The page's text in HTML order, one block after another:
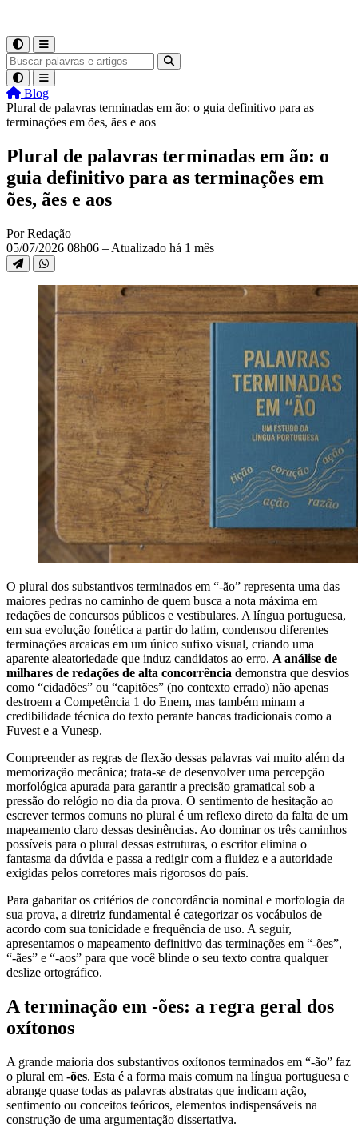
Blog
Plural de palavras terminadas em ão: o guia definitivo para as
terminações em ões, ães e aos
Plural de palavras terminadas em ão: o
guia definitivo para as terminações em
ões, ães e aos
Por Redação
05/07/2026 08h06 – Atualizado há 1 mês
O plural dos substantivos terminados em “-ão” representa uma das
maiores pedras no caminho de quem busca a nota máxima em
redações de concursos públicos e vestibulares. A língua portuguesa,
em sua evolução fonética a partir do latim, condensou diferentes
terminações arcaicas em um único sufixo visual, criando uma
aparente aleatoriedade que induz candidatos ao erro. A análise de
milhares de redações de alta concorrência demonstra que desvios
como “cidadões” ou “capitões” (no contexto errado) não apenas
destroem a Competência 1 do Enem, mas também minam a
credibilidade técnica do texto perante bancas tradicionais como a
Fuvest e a Vunesp.
Compreender as regras de flexão dessas palavras vai muito além da
memorização mecânica; trata-se de desenvolver uma percepção
morfológica apurada para garantir a precisão gramatical sob a
pressão do relógio no dia da prova. O sentimento de hesitação ao
escrever termos comuns no plural é um reflexo direto da falta de um
mapeamento claro dessas desinências. Ao dominar os três caminhos
possíveis para o plural dessas estruturas, o escritor elimina o
fantasma da dúvida e passa a redigir com a fluidez e a autoridade
exigidas pelos corretores mais rigorosos do país.
Para gabaritar os critérios de concordância nominal e morfologia da
sua prova, a diretriz fundamental é categorizar os vocábulos de
acordo com sua tonicidade e frequência de uso. A seguir,
apresentamos o mapeamento definitivo das terminações em “-ões”,
“-ães” e “-aos” para que você blinde o seu texto contra qualquer
deslize ortográfico.
A terminação em -ões: a regra geral dos
oxítonos
A grande maioria dos substantivos oxítonos terminados em “-ão” faz
o plural em -ões. Esta é a forma mais comum na língua portuguesa e
abrange quase todas as palavras abstratas que indicam ação,
sentimento ou conceitos teóricos, elementos indispensáveis na
construção de uma argumentação dissertativa.